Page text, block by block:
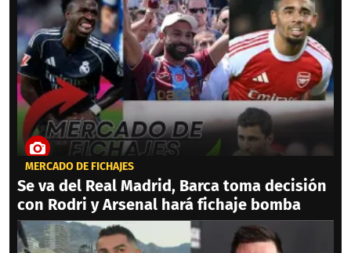
MERCADO DE FICHAJES
Se va del Real Madrid, Barca toma decisión
con Rodri y Arsenal hará fichaje bomba